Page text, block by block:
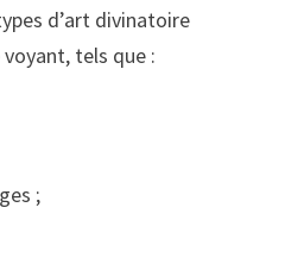
d’art divinatoire
tels que :
;